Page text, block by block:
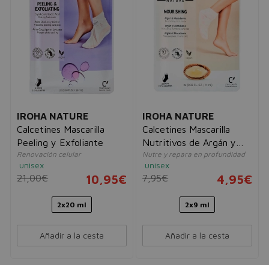
IROHA NATURE
Calcetines Mascarilla
Peeling y Exfoliante
Renovación celular
unisex
21,00€ 10,95€
2x20 ml
Añadir a la cesta
IROHA NATURE
Calcetines Mascarilla
Nutritivos de Argán y
Macadamia
Nutre y repara en profundidad
unisex
7,95€ 4,95€
2x9 ml
Añadir a la cesta